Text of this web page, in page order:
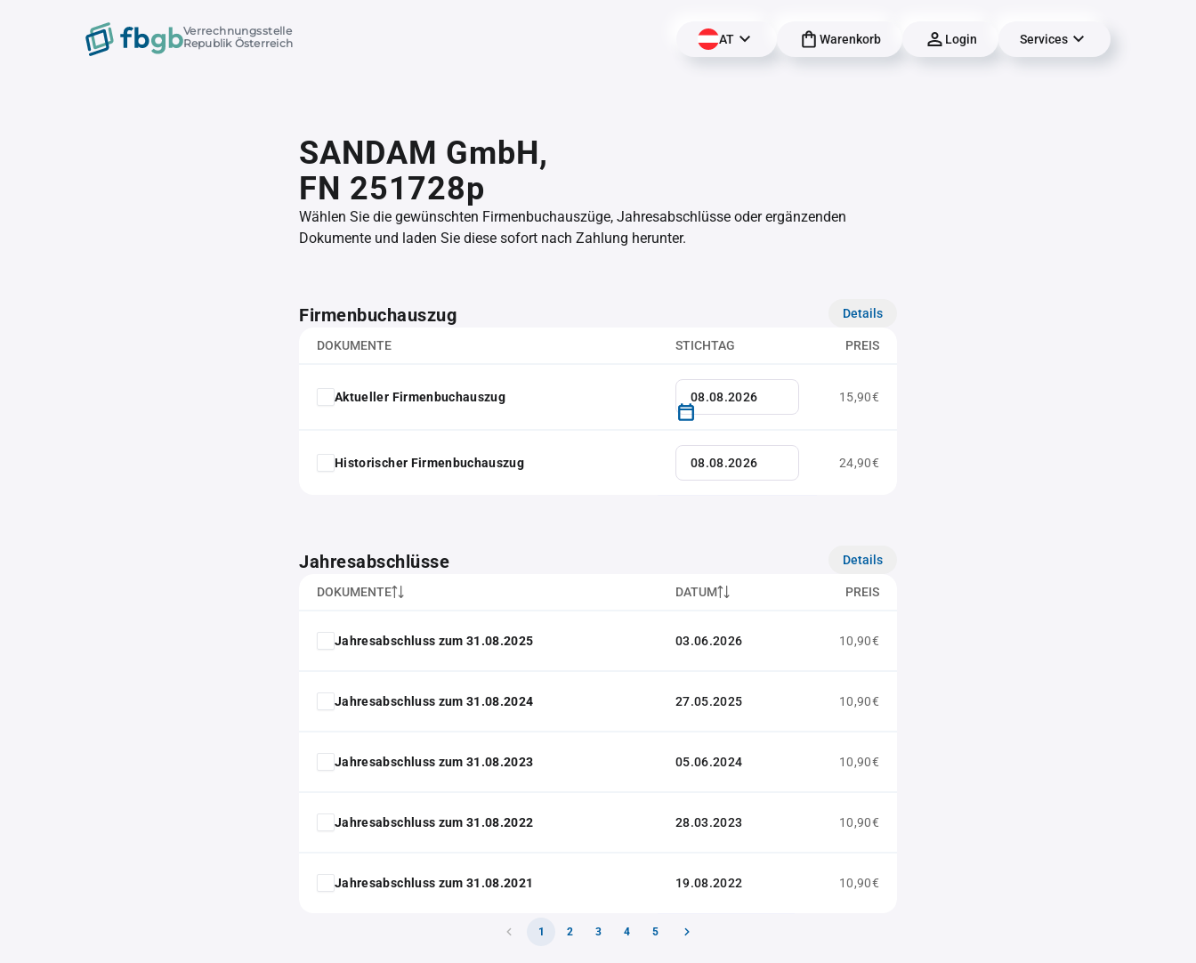
Verrechnungsstelle
Republik Österreich
AT Warenkorb Login Services
SANDAM GmbH,
FN 251728p
Wählen Sie die gewünschten Firmenbuchauszüge, Jahresabschlüsse oder ergänzenden
Dokumente und laden Sie diese sofort nach Zahlung herunter.
Firmenbuchauszug Details
DOKUMENTE STICHTAG PREIS
Aktueller Firmenbuchauszug 15,90€
Historischer Firmenbuchauszug 24,90€
Jahresabschlüsse Details
DOKUMENTE DATUM PREIS
Jahresabschluss zum 31.08.2025 03.06.2026 10,90€
Jahresabschluss zum 31.08.2024 27.05.2025 10,90€
Jahresabschluss zum 31.08.2023 05.06.2024 10,90€
Jahresabschluss zum 31.08.2022 28.03.2023 10,90€
Jahresabschluss zum 31.08.2021 19.08.2022 10,90€
1 2 3 4 5